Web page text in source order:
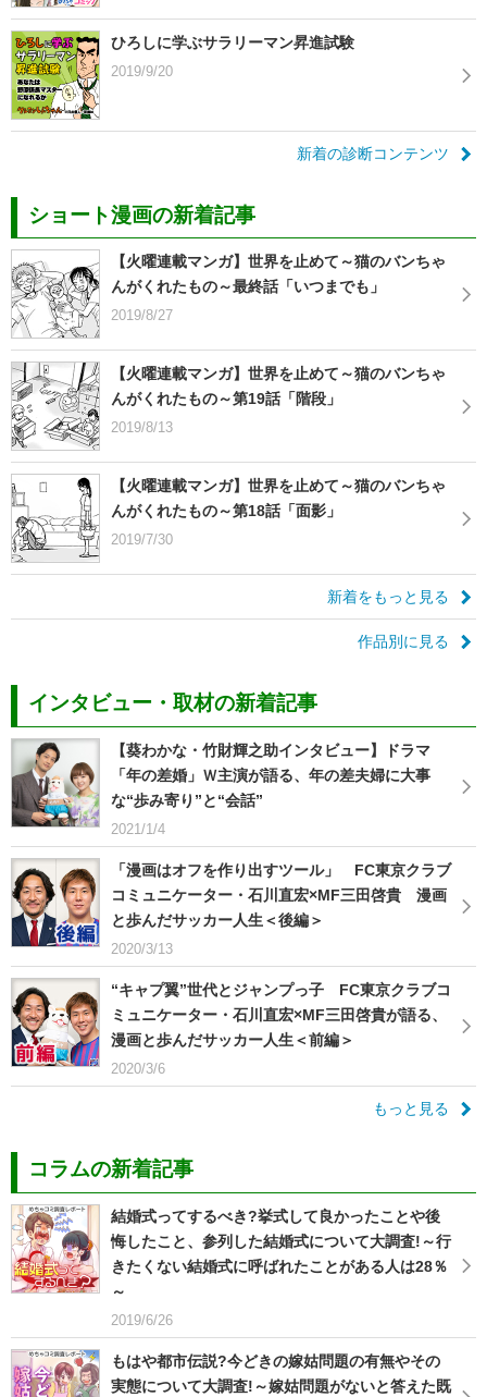
ひろしに学ぶサラリーマン昇進試験
2019/9/20
新着の診断コンテンツ
ショート漫画の新着記事
【火曜連載マンガ】世界を止めて～猫のバンちゃ
んがくれたもの～最終話「いつまでも」
2019/8/27
【火曜連載マンガ】世界を止めて～猫のバンちゃ
んがくれたもの～第19話「階段」
2019/8/13
【火曜連載マンガ】世界を止めて～猫のバンちゃ
んがくれたもの～第18話「面影」
2019/7/30
新着をもっと見る
作品別に見る
インタビュー・取材の新着記事
【葵わかな・竹財輝之助インタビュー】ドラマ
「年の差婚」Ｗ主演が語る、年の差夫婦に大事
な“歩み寄り”と“会話”
2021/1/4
「漫画はオフを作り出すツール」 FC東京クラブ
コミュニケーター・石川直宏×MF三田啓貴 漫画
と歩んだサッカー人生＜後編＞
2020/3/13
“キャプ翼”世代とジャンプっ子 FC東京クラブコ
ミュニケーター・石川直宏×MF三田啓貴が語る、
漫画と歩んだサッカー人生＜前編＞
2020/3/6
もっと見る
コラムの新着記事
結婚式ってするべき?挙式して良かったことや後
悔したこと、参列した結婚式について大調査!～行
きたくない結婚式に呼ばれたことがある人は28％
～
2019/6/26
もはや都市伝説?今どきの嫁姑問題の有無やその
実態について大調査!～嫁姑問題がないと答えた既